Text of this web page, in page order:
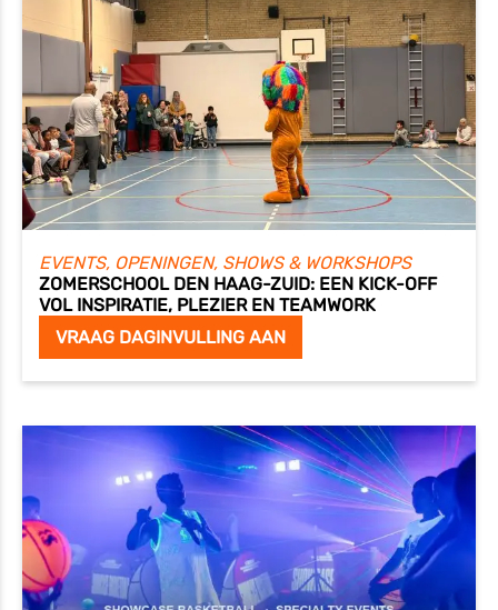
EVENTS, OPENINGEN, SHOWS & WORKSHOPS
ZOMERSCHOOL DEN HAAG-ZUID: EEN KICK-OFF
VOL INSPIRATIE, PLEZIER EN TEAMWORK
VRAAG DAGINVULLING AAN